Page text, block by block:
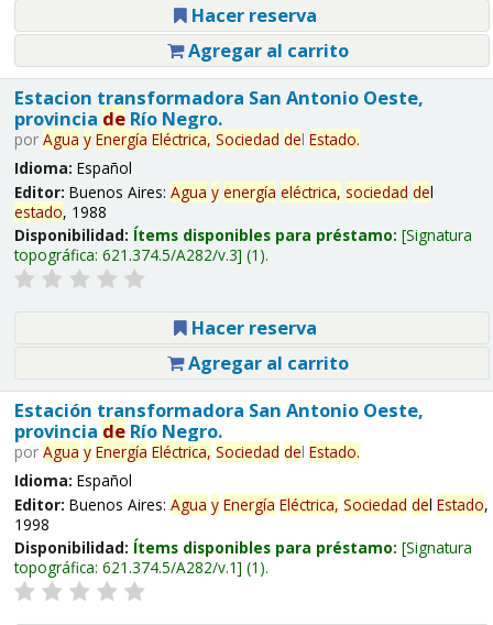
Hacer reserva
Agregar al carrito
Estacion transformadora San Antonio Oeste,
provincia deRío Negro.
por Agua y Energía Eléctrica, Sociedad del Estado.
Idioma: Español
Editor: Buenos Aires: Agua y energía eléctrica, sociedad del
estado, 1988
Disponibilidad: Ítems disponibles para préstamo: Signatura
topográfica: 621.374.5/A282/v.3 (1).
Hacer reserva
Agregar al carrito
Estación transformadora San Antonio Oeste,
provincia deRío Negro.
por Agua y Energía Eléctrica, Sociedad del Estado.
Idioma: Español
Editor: Buenos Aires: Agua y Energía Eléctrica, Sociedad del Estado,
1998
Disponibilidad: Ítems disponibles para préstamo: Signatura
topográfica: 621.374.5/A282/v.1 (1).